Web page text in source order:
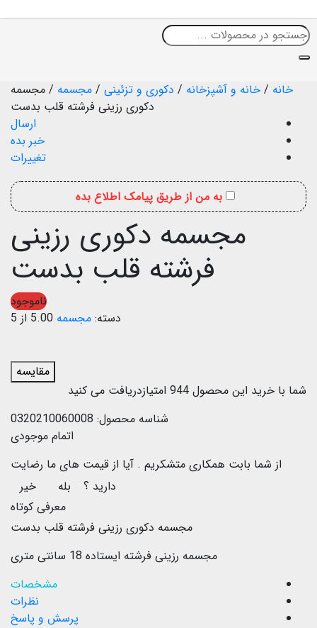
خانه / خانه و آشپزخانه / دکوری و تزئینی / مجسمه / مجسمه
دکوری رزینی فرشته قلب بدست
ارسال
خبر بده
تغییرات
به من از طریق پیامک اطلاع بده
مجسمه دکوری رزینی
فرشته قلب بدست
ناموجود
دسته: مجسمه 5.00 از 5
مقایسه
شما با خرید این محصول 944 امتیازدریافت می کنید
شناسه محصول: 0320210060008
اتمام موجودی
از شما بابت همکاری متشکریم . آیا از قیمت های ما رضایت
دارید ؟
بله
خیر
معرفی کوتاه
مجسمه دکوری رزینی فرشته قلب بدست
مجسمه رزینی فرشته ایستاده 18 سانتی متری
مشخصات
نظرات
پرسش و پاسخ